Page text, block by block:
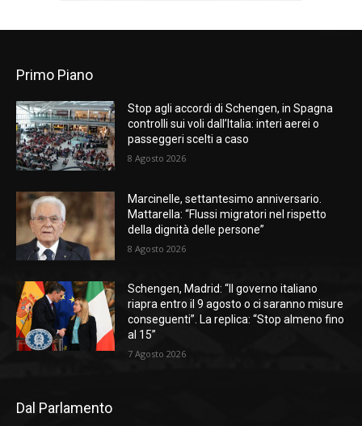
Primo Piano
Stop agli accordi di Schengen, in Spagna
controlli sui voli dall’Italia: interi aerei o
passeggeri scelti a caso
8 Agosto 2026
Marcinelle, settantesimo anniversario.
Mattarella: “Flussi migratori nel rispetto
della dignità delle persone”
8 Agosto 2026
Schengen, Madrid: “Il governo italiano
riapra entro il 9 agosto o ci saranno misure
conseguenti”. La replica: “Stop almeno fino
al 15”
7 Agosto 2026
Dal Parlamento